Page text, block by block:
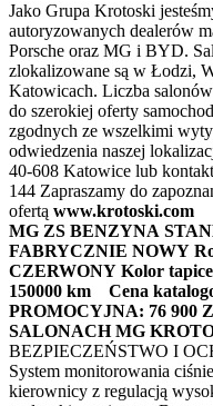
Jako Grupa Krotoski
autoryzowanych dealerów
Porsche oraz MG i BYD.
zlokalizowane są w Łodzi,
Katowicach. Liczba
do szerokiej oferty
zgodnych ze wszelkimi
odwiedzenia naszej
40-608 Katowice lub
144 Zapraszamy do
ofertą www.krotoski.com
MG ZS BENZYNA
FABRYCZNIE NOWY
CZERWONY Kolor
150000 km
Cena
PROMOCYJNA: 76 900
SALONACH MG
BEZPIECZEŃSTWO I
System monitorowania
kierownicy z regulacją